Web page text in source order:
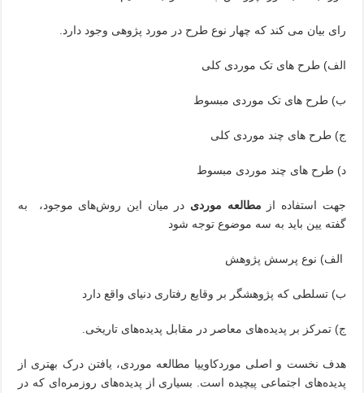
رای بیان می کند که چهار نوع طرح در مورد پژوهی وجود دارد.
الف) طرح های تک موردی کلی
ب) طرح های تک موردی مبسوط
ج) طرح های چند موردی کلی
د) طرح های چند موردی مبسوط
جهت استفاده از مطالعه موردی در میان این روش‌های موجود، به
گفته یین باید به سه موضوع توجه شود
الف) نوع پرسش پژوهش
ب) تسلطی که پژوهشگر بر وقایع رفتاری دنیای واقع دارد
ج) تمرکز بر پدیده‌های معاصر در مقابل پدیده‌های تاریخی.
هدف نخست و اصلی موردکاوییا مطالعه موردی، یافتن درک بهتری از
پدیده‌های اجتماعی پیچیده است. بسیاری از پدیده‌های روزمره‌ای که در